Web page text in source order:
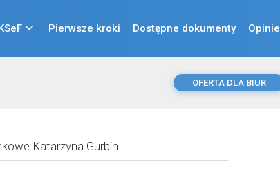
Pierwsze kroki Dostępne dokumenty Opinie
OFERTA DLA BIUR
Katarzyna Gurbin